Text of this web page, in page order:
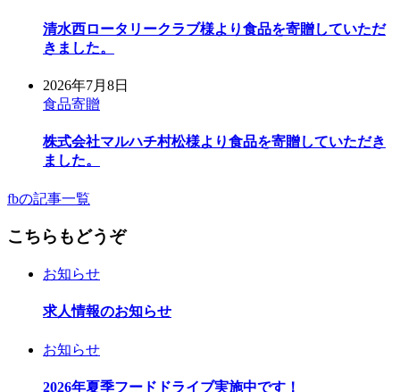
清水西ロータリークラブ様より食品を寄贈していただ
きました。
2026年7月8日
食品寄贈
株式会社マルハチ村松様より食品を寄贈していただき
ました。
fbの記事一覧
こちらもどうぞ
お知らせ
求人情報のお知らせ
お知らせ
2026年夏季フードドライブ実施中です！